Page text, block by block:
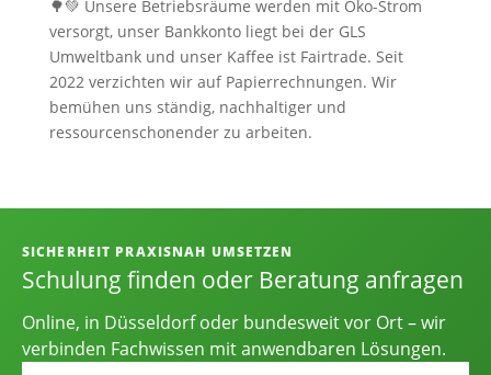
🌳💚 Unsere Betriebsräume werden mit Öko-Strom
versorgt, unser Bankkonto liegt bei der GLS
Umweltbank und unser Kaffee ist Fairtrade. Seit
2022 verzichten wir auf Papierrechnungen. Wir
bemühen uns ständig, nachhaltiger und
ressourcenschonender zu arbeiten.
Informationen, Kontakt und
SICHERHEIT PRAXISNAH UMSETZEN
Schulung finden oder Beratung anfragen
Online, in Düsseldorf oder bundesweit vor Ort – wir
verbinden Fachwissen mit anwendbaren Lösungen.